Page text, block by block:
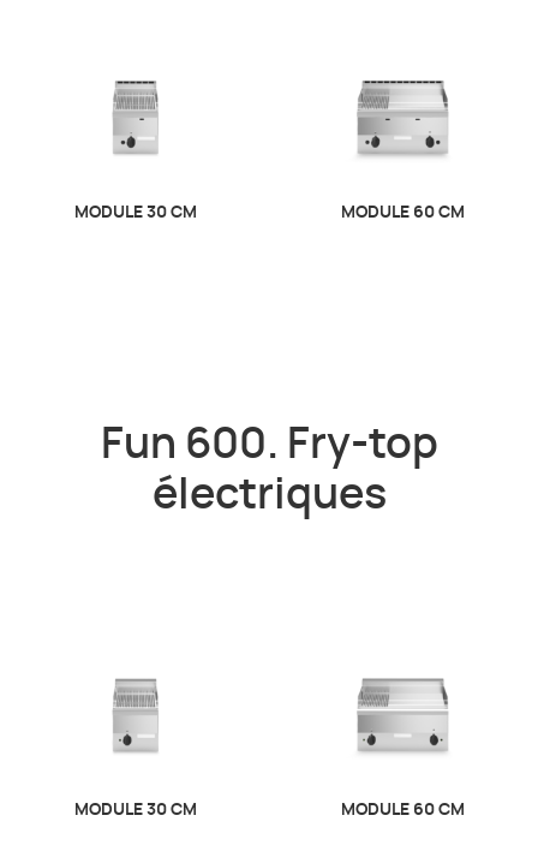
MODULE 30 CM MODULE 60 CM
Fun 600. Fry-top
électriques
MODULE 30 CM MODULE 60 CM